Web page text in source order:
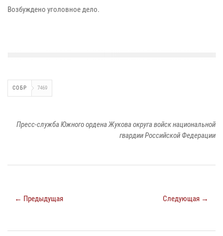
Возбуждено уголовное дело.
СОБР 7469
Пресс-служба Южного ордена Жукова округа войск национальной
гвардии Российской Федерации
← Предыдущая Следующая →